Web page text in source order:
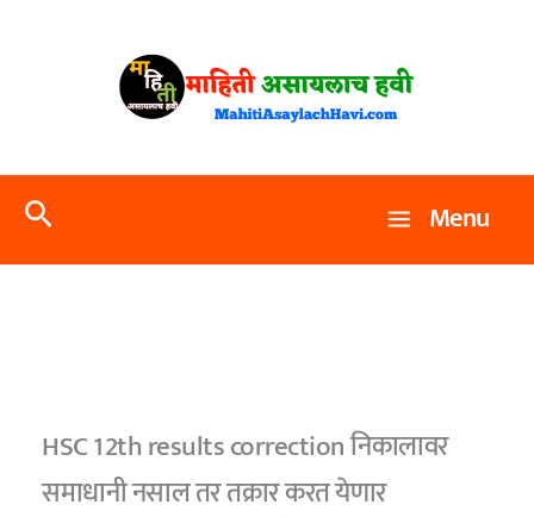
Search Menu
HSC 12th results correction निकालावर
समाधानी नसाल तर तक्रार करत येणार